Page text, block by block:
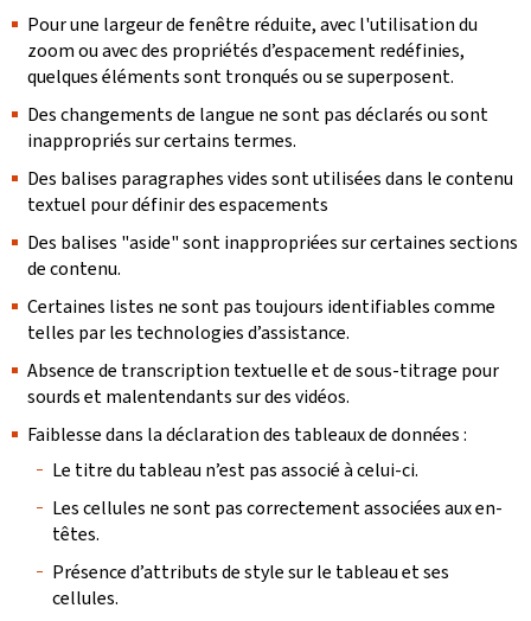
Pour une largeur de fenêtre réduite, avec l'utilisation du
zoom ou avec des propriétés d’espacement redéfinies,
quelques éléments sont tronqués ou se superposent.
Des changements de langue ne sont pas déclarés ou sont
inappropriés sur certains termes.
Des balises paragraphes vides sont utilisées dans le contenu
textuel pour définir des espacements
Des balises "aside" sont inappropriées sur certaines sections
de contenu.
Certaines listes ne sont pas toujours identifiables comme
telles par les technologies d’assistance.
Absence de transcription textuelle et de sous-titrage pour
sourds et malentendants sur des vidéos.
Faiblesse dans la déclaration des tableaux de données :
Le titre du tableau n’est pas associé à celui-ci.
Les cellules ne sont pas correctement associées aux en-
têtes.
Présence d’attributs de style sur le tableau et ses
cellules.